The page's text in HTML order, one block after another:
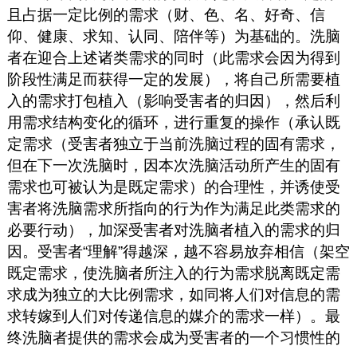
且占据一定比例的需求（财、色、名、好奇、信
仰、健康、求知、认同、陪伴等）为基础的。洗脑
者在迎合上述诸类需求的同时（此需求会因为得到
阶段性满足而获得一定的发展），将自己所需要植
入的需求打包植入（影响受害者的归因），然后利
用需求结构变化的循环，进行重复的操作（承认既
定需求（受害者独立于当前洗脑过程的固有需求，
但在下一次洗脑时，因本次洗脑活动所产生的固有
需求也可被认为是既定需求）的合理性，并诱使受
害者将洗脑需求所指向的行为作为满足此类需求的
必要行动），加深受害者对洗脑者植入的需求的归
因。受害者“理解”得越深，越不容易放弃相信（架空
既定需求，使洗脑者所注入的行为需求脱离既定需
求成为独立的大比例需求，如同将人们对信息的需
求转嫁到人们对传递信息的媒介的需求一样）。最
终洗脑者提供的需求会成为受害者的一个习惯性的